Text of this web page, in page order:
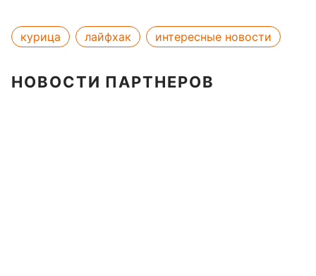
курица лайфхак интересные новости
НОВОСТИ ПАРТНЕРОВ